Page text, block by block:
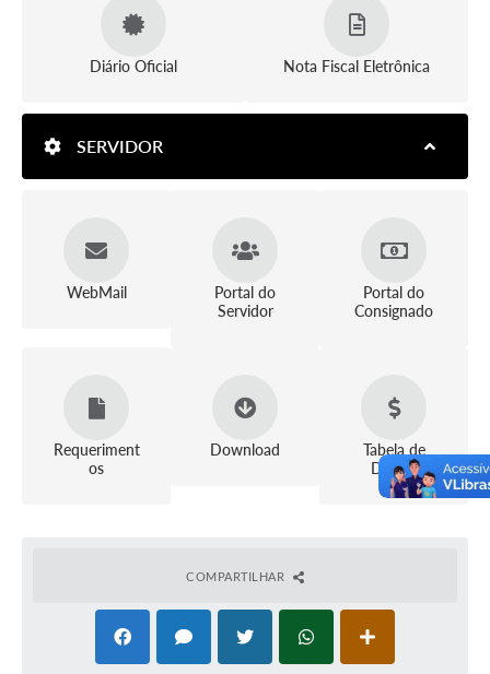
Diário Oficial Nota Fiscal Eletrônica
SERVIDOR
WebMail
Portal do
Servidor
Portal do
Consignado
Requeriment
os
Download
Tabela de
Diárias
COMPARTILHAR